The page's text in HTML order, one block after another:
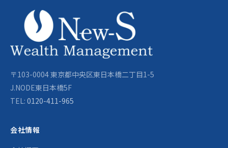
〒103-0004 東京都中央区東日本橋二丁目1-5
J.NODE東日本橋5F
TEL: 0120-411-965
会社情報